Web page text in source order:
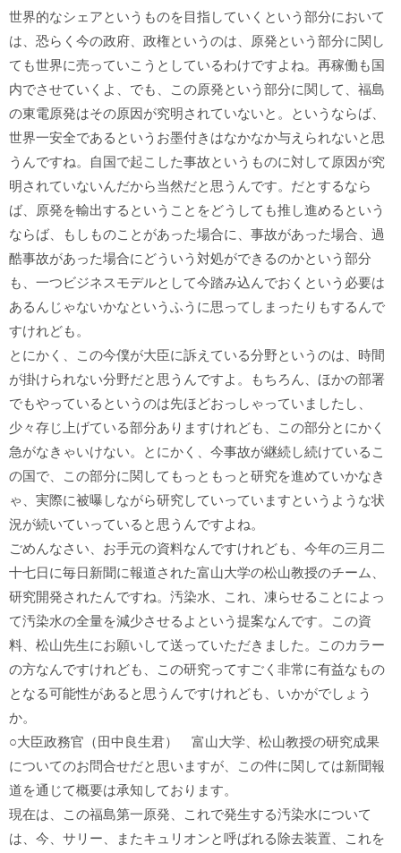
世界的なシェアというものを目指していくという部分において
は、恐らく今の政府、政権というのは、原発という部分に関し
ても世界に売っていこうとしているわけですよね。再稼働も国
内でさせていくよ、でも、この原発という部分に関して、福島
の東電原発はその原因が究明されていないと。というならば、
世界一安全であるというお墨付きはなかなか与えられないと思
うんですね。自国で起こした事故というものに対して原因が究
明されていないんだから当然だと思うんです。だとするなら
ば、原発を輸出するということをどうしても推し進めるという
ならば、もしものことがあった場合に、事故があった場合、過
酷事故があった場合にどういう対処ができるのかという部分
も、一つビジネスモデルとして今踏み込んでおくという必要は
あるんじゃないかなというふうに思ってしまったりもするんで
すけれども。
とにかく、この今僕が大臣に訴えている分野というのは、時間
が掛けられない分野だと思うんですよ。もちろん、ほかの部署
でもやっているというのは先ほどおっしゃっていましたし、
少々存じ上げている部分ありますけれども、この部分とにかく
急がなきゃいけない。とにかく、今事故が継続し続けているこ
の国で、この部分に関してもっともっと研究を進めていかなき
ゃ、実際に被曝しながら研究していっていますというような状
況が続いていっていると思うんですよね。
ごめんなさい、お手元の資料なんですけれども、今年の三月二
十七日に毎日新聞に報道された富山大学の松山教授のチーム、
研究開発されたんですね。汚染水、これ、凍らせることによっ
て汚染水の全量を減少させるよという提案なんです。この資
料、松山先生にお願いして送っていただきました。このカラー
の方なんですけれども、この研究ってすごく非常に有益なもの
となる可能性があると思うんですけれども、いかがでしょう
か。
○大臣政務官（田中良生君） 富山大学、松山教授の研究成果
についてのお問合せだと思いますが、この件に関しては新聞報
道を通じて概要は承知しております。
現在は、この福島第一原発、これで発生する汚染水について
は、今、サリー、またキュリオンと呼ばれる除去装置、これを